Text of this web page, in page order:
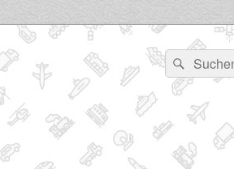
Suchen
nach:
Suchen